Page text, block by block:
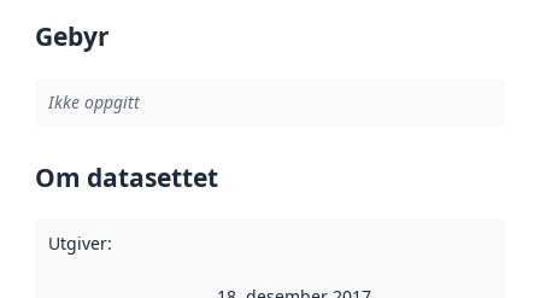
Gebyr
Ikke oppgitt
Om datasettet
Utgiver: